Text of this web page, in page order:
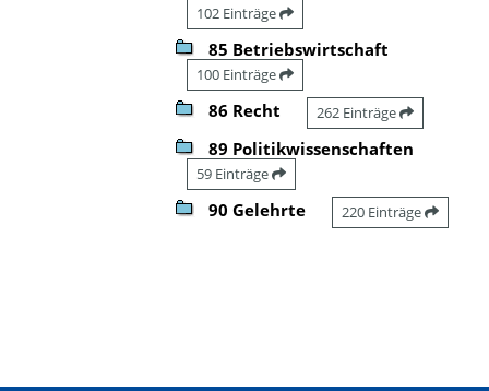
102 Einträge
85 Betriebswirtschaft
100 Einträge
86 Recht 262 Einträge
89 Politikwissenschaften
59 Einträge
90 Gelehrte 220 Einträge